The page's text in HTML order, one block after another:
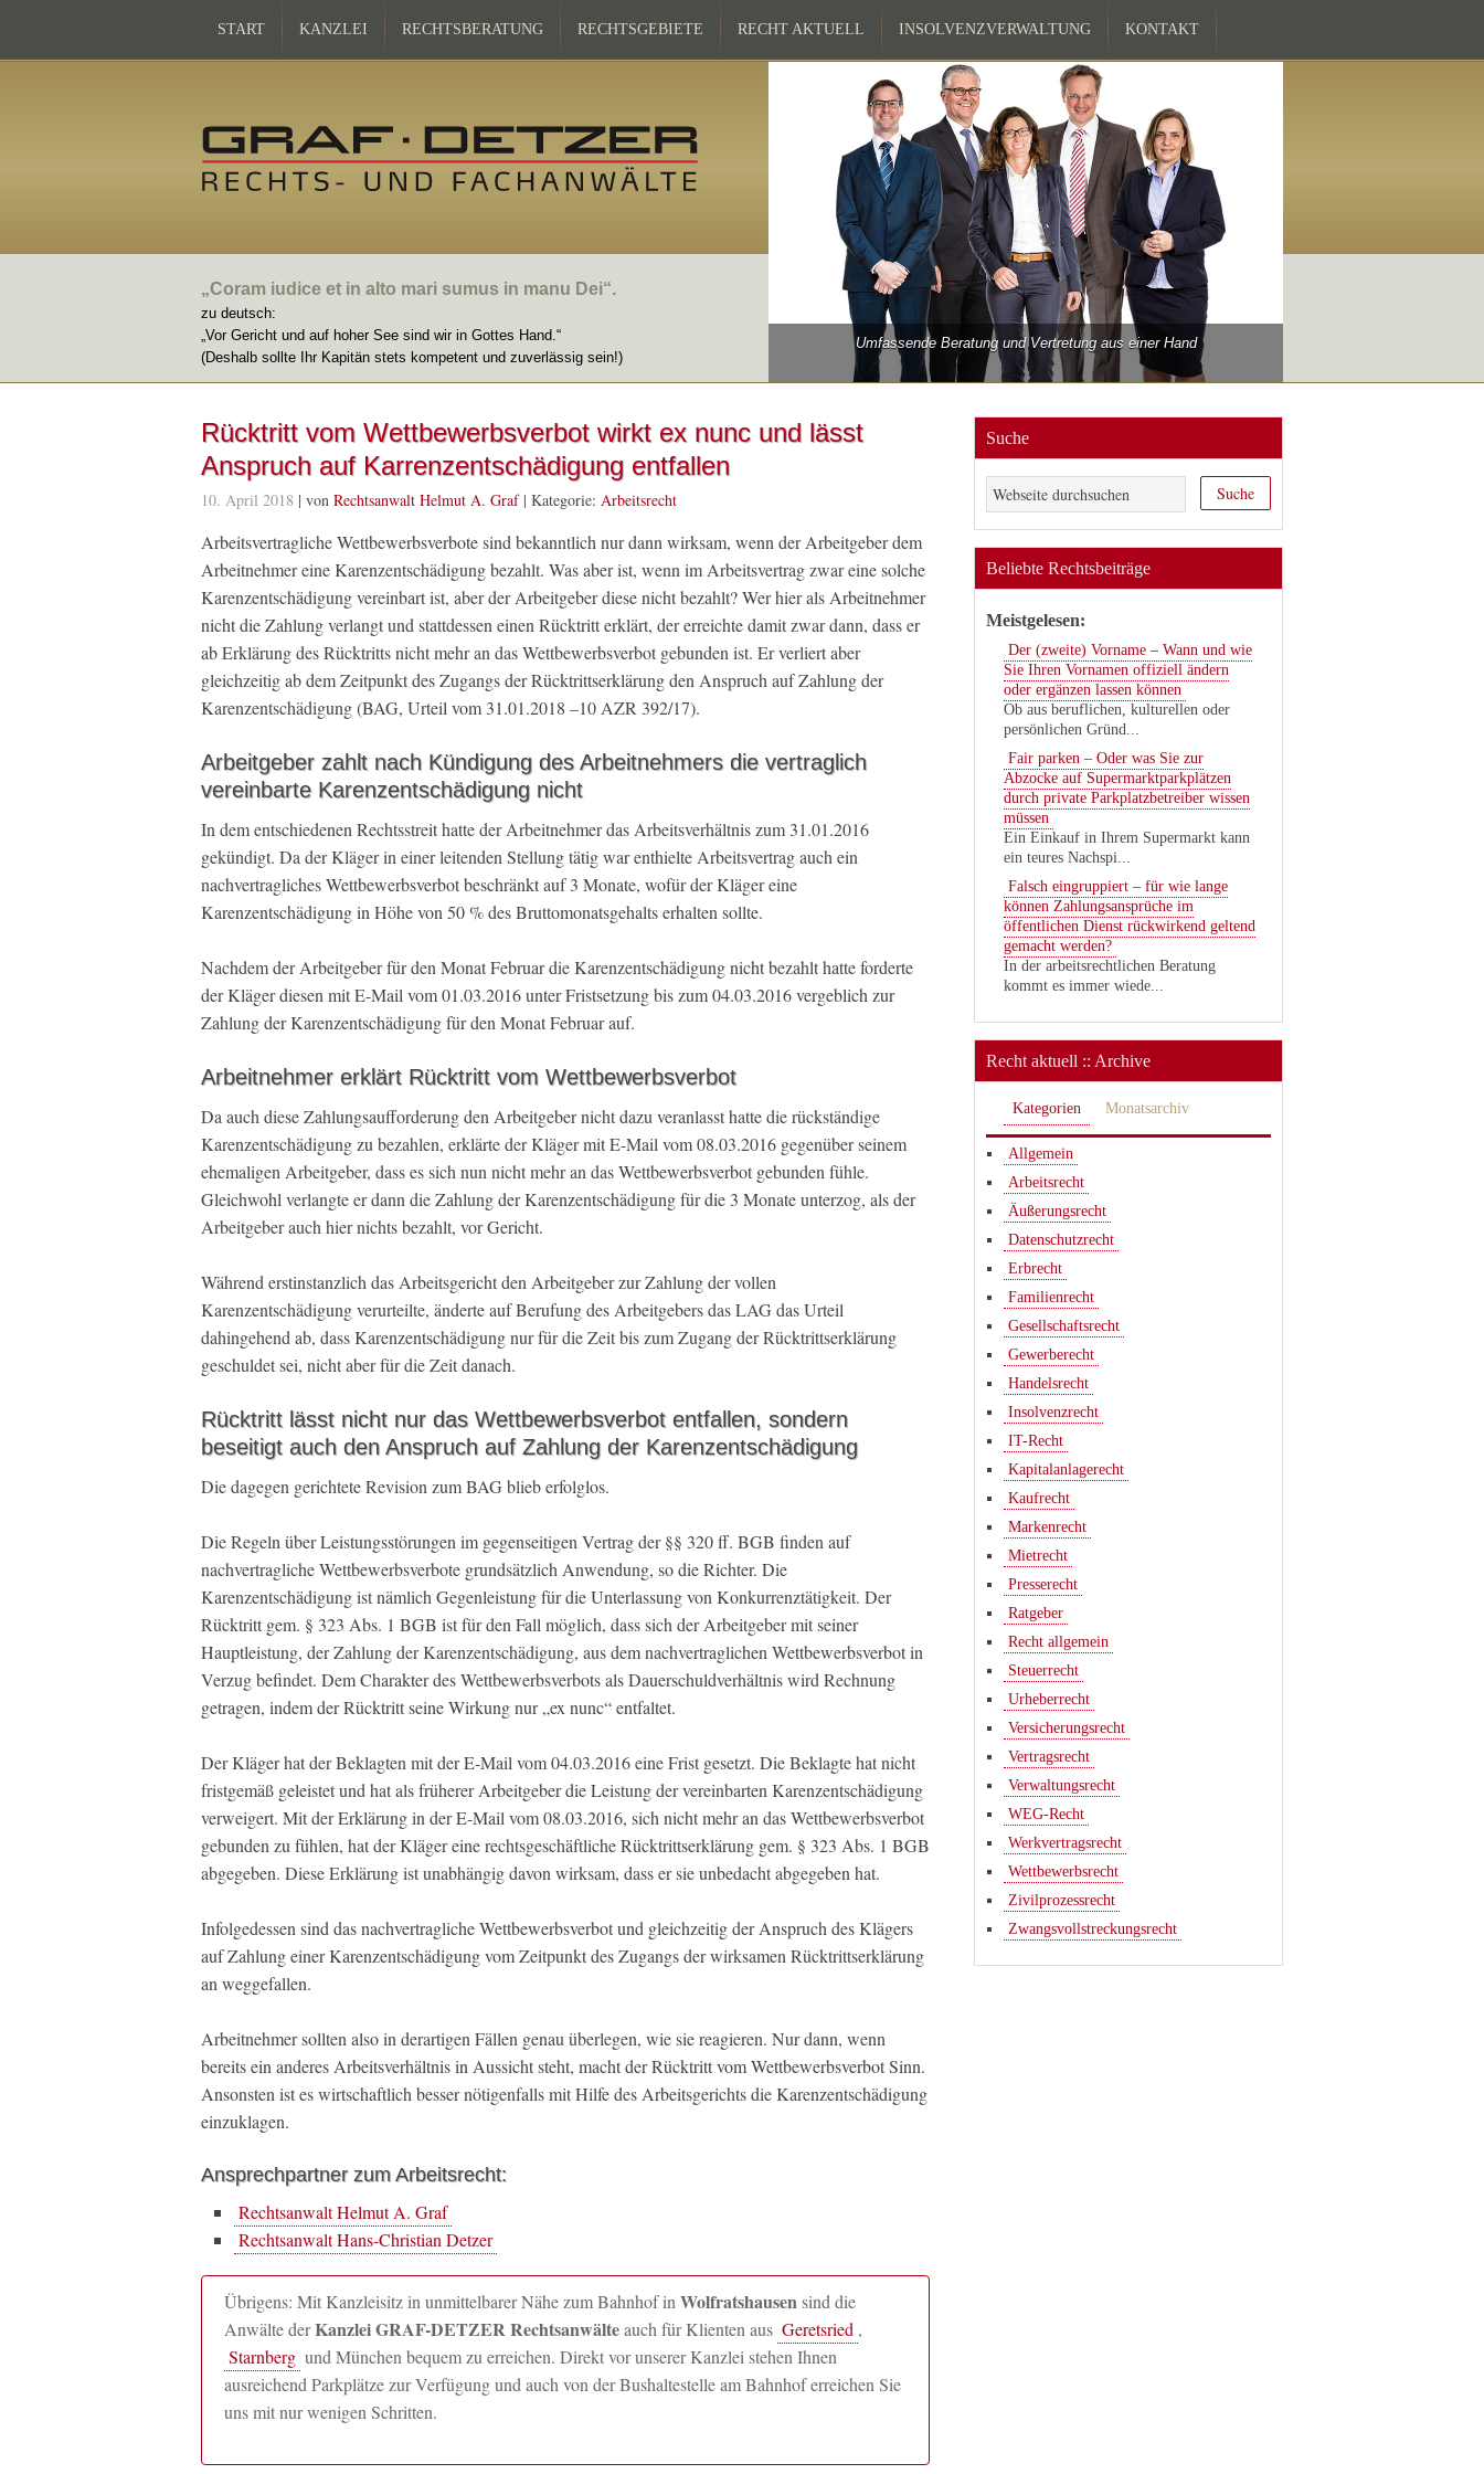
START KANZLEI RECHTSBERATUNG RECHTSGEBIETE RECHT AKTUELL INSOLVENZVERWALTUNG KONTAKT
„Coram iudice et in alto mari sumus in manu Dei“.
zu deutsch:
„Vor Gericht und auf hoher See sind wir in Gottes Hand.“
(Deshalb sollte Ihr Kapitän stets kompetent und zuverlässig sein!)
Umfassende Beratung und Vertretung aus einer Hand
Rücktritt vom Wettbewerbsverbot wirkt ex nunc und lässt
Anspruch auf Karrenzentschädigung entfallen
10. April 2018 | von Rechtsanwalt Helmut A. Graf| Kategorie: Arbeitsrecht
Arbeitsvertragliche Wettbewerbsverbote sind bekanntlich nur dann wirksam, wenn der Arbeitgeber dem
Arbeitnehmer eine Karenzentschädigung bezahlt. Was aber ist, wenn im Arbeitsvertrag zwar eine solche
Karenzentschädigung vereinbart ist, aber der Arbeitgeber diese nicht bezahlt? Wer hier als Arbeitnehmer
nicht die Zahlung verlangt und stattdessen einen Rücktritt erklärt, der erreichte damit zwar dann, dass er
ab Erklärung des Rücktritts nicht mehr an das Wettbewerbsverbot gebunden ist. Er verliert aber
gleichzeitig ab dem Zeitpunkt des Zugangs der Rücktrittserklärung den Anspruch auf Zahlung der
Karenzentschädigung (BAG, Urteil vom 31.01.2018 –10 AZR 392/17).
Arbeitgeber zahlt nach Kündigung des Arbeitnehmers die vertraglich
vereinbarte Karenzentschädigung nicht
In dem entschiedenen Rechtsstreit hatte der Arbeitnehmer das Arbeitsverhältnis zum 31.01.2016
gekündigt. Da der Kläger in einer leitenden Stellung tätig war enthielte Arbeitsvertrag auch ein
nachvertragliches Wettbewerbsverbot beschränkt auf 3 Monate, wofür der Kläger eine
Karenzentschädigung in Höhe von 50 % des Bruttomonatsgehalts erhalten sollte.
Nachdem der Arbeitgeber für den Monat Februar die Karenzentschädigung nicht bezahlt hatte forderte
der Kläger diesen mit E-Mail vom 01.03.2016 unter Fristsetzung bis zum 04.03.2016 vergeblich zur
Zahlung der Karenzentschädigung für den Monat Februar auf.
Arbeitnehmer erklärt Rücktritt vom Wettbewerbsverbot
Da auch diese Zahlungsaufforderung den Arbeitgeber nicht dazu veranlasst hatte die rückständige
Karenzentschädigung zu bezahlen, erklärte der Kläger mit E-Mail vom 08.03.2016 gegenüber seinem
ehemaligen Arbeitgeber, dass es sich nun nicht mehr an das Wettbewerbsverbot gebunden fühle.
Gleichwohl verlangte er dann die Zahlung der Karenzentschädigung für die 3 Monate unterzog, als der
Arbeitgeber auch hier nichts bezahlt, vor Gericht.
Während erstinstanzlich das Arbeitsgericht den Arbeitgeber zur Zahlung der vollen
Karenzentschädigung verurteilte, änderte auf Berufung des Arbeitgebers das LAG das Urteil
dahingehend ab, dass Karenzentschädigung nur für die Zeit bis zum Zugang der Rücktrittserklärung
geschuldet sei, nicht aber für die Zeit danach.
Rücktritt lässt nicht nur das Wettbewerbsverbot entfallen, sondern
beseitigt auch den Anspruch auf Zahlung der Karenzentschädigung
Die dagegen gerichtete Revision zum BAG blieb erfolglos.
Die Regeln über Leistungsstörungen im gegenseitigen Vertrag der §§ 320 ff. BGB finden auf
nachvertragliche Wettbewerbsverbote grundsätzlich Anwendung, so die Richter. Die
Karenzentschädigung ist nämlich Gegenleistung für die Unterlassung von Konkurrenztätigkeit. Der
Rücktritt gem. § 323 Abs. 1 BGB ist für den Fall möglich, dass sich der Arbeitgeber mit seiner
Hauptleistung, der Zahlung der Karenzentschädigung, aus dem nachvertraglichen Wettbewerbsverbot in
Verzug befindet. Dem Charakter des Wettbewerbsverbots als Dauerschuldverhältnis wird Rechnung
getragen, indem der Rücktritt seine Wirkung nur „ex nunc“ entfaltet.
Der Kläger hat der Beklagten mit der E-Mail vom 04.03.2016 eine Frist gesetzt. Die Beklagte hat nicht
fristgemäß geleistet und hat als früherer Arbeitgeber die Leistung der vereinbarten Karenzentschädigung
verweigert. Mit der Erklärung in der E-Mail vom 08.03.2016, sich nicht mehr an das Wettbewerbsverbot
gebunden zu fühlen, hat der Kläger eine rechtsgeschäftliche Rücktrittserklärung gem. § 323 Abs. 1 BGB
abgegeben. Diese Erklärung ist unabhängig davon wirksam, dass er sie unbedacht abgegeben hat.
Infolgedessen sind das nachvertragliche Wettbewerbsverbot und gleichzeitig der Anspruch des Klägers
auf Zahlung einer Karenzentschädigung vom Zeitpunkt des Zugangs der wirksamen Rücktrittserklärung
an weggefallen.
Arbeitnehmer sollten also in derartigen Fällen genau überlegen, wie sie reagieren. Nur dann, wenn
bereits ein anderes Arbeitsverhältnis in Aussicht steht, macht der Rücktritt vom Wettbewerbsverbot Sinn.
Ansonsten ist es wirtschaftlich besser nötigenfalls mit Hilfe des Arbeitsgerichts die Karenzentschädigung
einzuklagen.
Ansprechpartner zum Arbeitsrecht:
Rechtsanwalt Helmut A. Graf
Rechtsanwalt Hans-Christian Detzer
Übrigens: Mit Kanzleisitz in unmittelbarer Nähe zum Bahnhof in Wolfratshausensind die
Anwälte derKanzlei GRAF-DETZER Rechtsanwälteauch für Klienten aus Geretsried ,
Starnberg und München bequem zu erreichen. Direkt vor unserer Kanzlei stehen Ihnen
ausreichend Parkplätze zur Verfügung und auch von der Bushaltestelle am Bahnhof erreichen Sie
uns mit nur wenigen Schritten.
Suche
Beliebte Rechtsbeiträge
Meistgelesen:
Der (zweite) Vorname – Wann und wie
Sie Ihren Vornamen offiziell ändern
oder ergänzen lassen können
Ob aus beruflichen, kulturellen oder
persönlichen Gründ...
Fair parken – Oder was Sie zur
Abzocke auf Supermarktparkplätzen
durch private Parkplatzbetreiber wissen
müssen
Ein Einkauf in Ihrem Supermarkt kann
ein teures Nachspi...
Falsch eingruppiert – für wie lange
können Zahlungsansprüche im
öffentlichen Dienst rückwirkend geltend
gemacht werden?
In der arbeitsrechtlichen Beratung
kommt es immer wiede...
Recht aktuell :: Archive
Kategorien Monatsarchiv
Allgemein
Arbeitsrecht
Äußerungsrecht
Datenschutzrecht
Erbrecht
Familienrecht
Gesellschaftsrecht
Gewerberecht
Handelsrecht
Insolvenzrecht
IT-Recht
Kapitalanlagerecht
Kaufrecht
Markenrecht
Mietrecht
Presserecht
Ratgeber
Recht allgemein
Steuerrecht
Urheberrecht
Versicherungsrecht
Vertragsrecht
Verwaltungsrecht
WEG-Recht
Werkvertragsrecht
Wettbewerbsrecht
Zivilprozessrecht
Zwangsvollstreckungsrecht